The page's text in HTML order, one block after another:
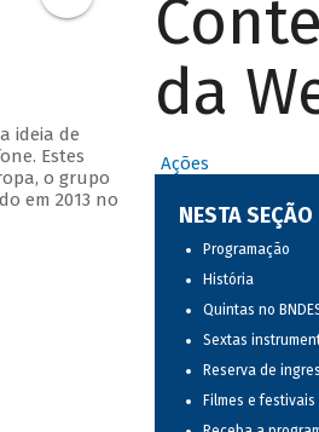
ideia de
Estes
o grupo
em 2013 no
da
Ações
NESTA SEÇÃO
Programação
História
Quintas no
Sextas
Reserva de
Filmes e